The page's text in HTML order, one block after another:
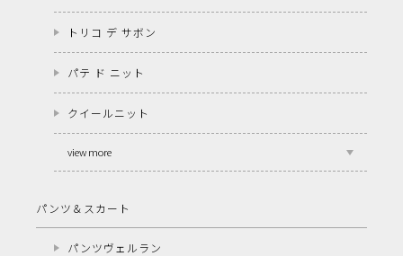
トリコ デ サボン
パテ ド ニット
クイールニット
view more
パンツ＆スカート
パンツヴェルラン